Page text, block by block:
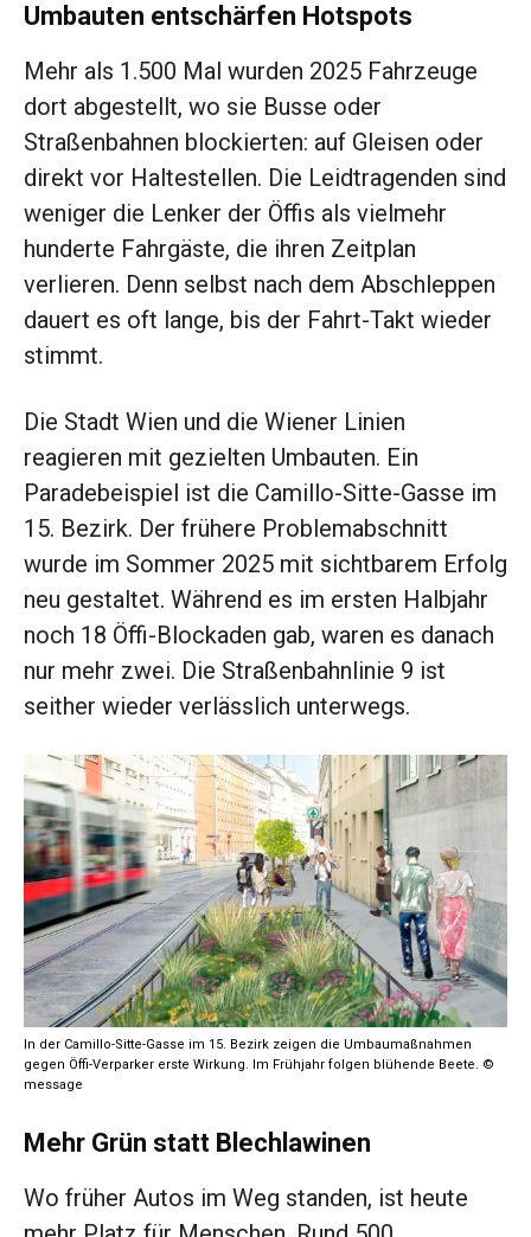
Umbauten entschärfen Hotspots
Mehr als 1.500 Mal wurden 2025 Fahrzeuge
dort abgestellt, wo sie Busse oder
Straßenbahnen blockierten: auf Gleisen oder
direkt vor Haltestellen. Die Leidtragenden sind
weniger die Lenker der Öffis als vielmehr
hunderte Fahrgäste, die ihren Zeitplan
verlieren. Denn selbst nach dem Abschleppen
dauert es oft lange, bis der Fahrt-Takt wieder
stimmt.
Die Stadt Wien und die Wiener Linien
reagieren mit gezielten Umbauten. Ein
Paradebeispiel ist die Camillo-Sitte-Gasse im
15. Bezirk. Der frühere Problemabschnitt
wurde im Sommer 2025 mit sichtbarem Erfolg
neu gestaltet. Während es im ersten Halbjahr
noch 18 Öffi-Blockaden gab, waren es danach
nur mehr zwei. Die Straßenbahnlinie 9 ist
seither wieder verlässlich unterwegs.
In der Camillo-Sitte-Gasse im 15. Bezirk zeigen die Umbaumaßnahmen
gegen Öffi-Verparker erste Wirkung. Im Frühjahr folgen blühende Beete. ©
message
Mehr Grün statt Blechlawinen
Wo früher Autos im Weg standen, ist heute